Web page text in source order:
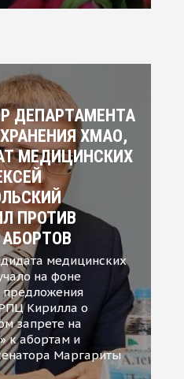
ДЕПАРТАМЕНТА
ХМАО,
МЕДИЦИНСКИХ
ПРОТИВ
медицинских
на фоне
предложения
Кирилла о
запрете на
к абортам и
Маргариты